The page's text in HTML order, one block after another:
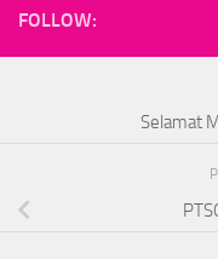
FOLLOW:
Selamat